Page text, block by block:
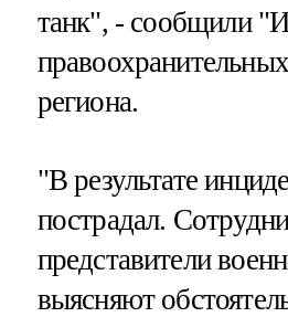
танк", - сообщили
региона.
"В результате
пострадал.
представители
выясняют